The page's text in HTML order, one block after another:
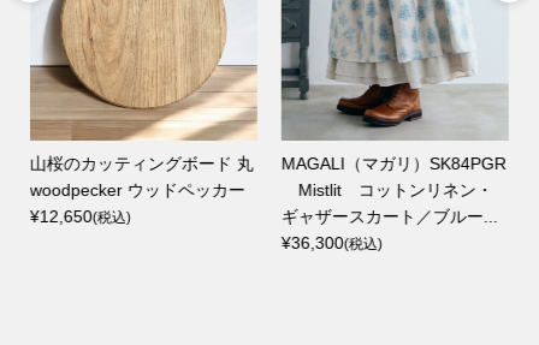
MAGALI（マガリ）SK84PGR
Mistlit コットンリネン・
ギャザースカート／ブルー...
Tail Tree オリジナル 古材風
トレイ
¥2,970 ～ ¥4,620(税込)